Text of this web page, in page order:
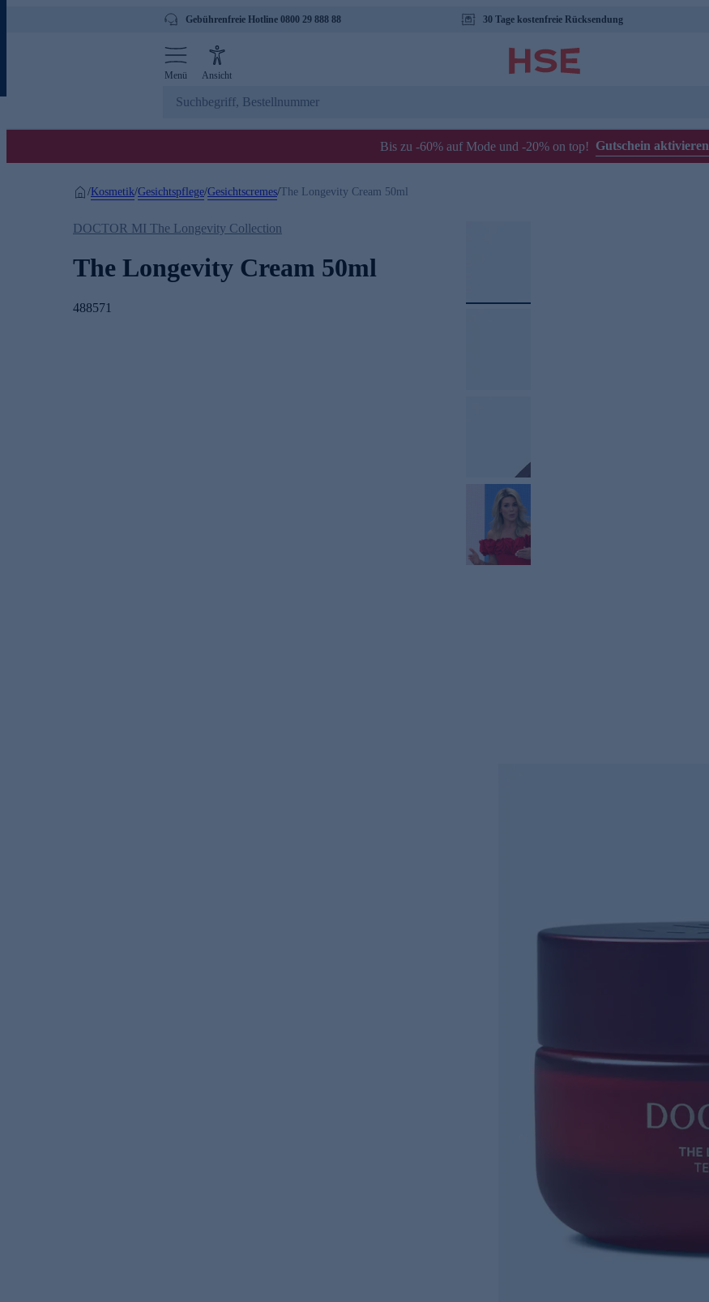
Gebührenfreie Hotline 0800 29 888 88 30 Tage kostenfreie Rücksendung
Menü Ansicht
Bis zu -60% auf Mode und -20% on top! Gutschein aktivieren
/Kosmetik/Gesichtspflege/Gesichtscremes/The Longevity Cream 50ml
DOCTOR MI The Longevity Collection
The Longevity Cream 50ml
488571